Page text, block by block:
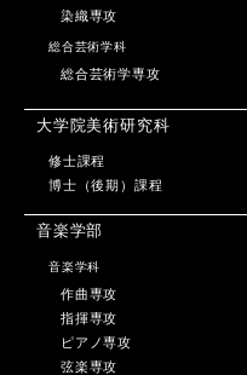
染織専攻
総合芸術学科
総合芸術学専攻
大学院美術研究科
修士課程
博士（後期）課程
音楽学部
音楽学科
作曲専攻
指揮専攻
ピアノ専攻
弦楽専攻